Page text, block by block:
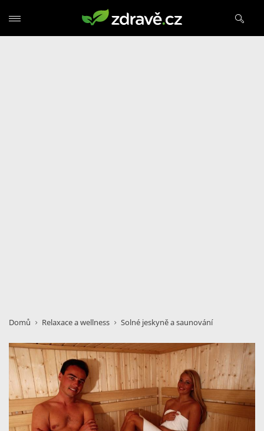
Domů Relaxace a wellness Solné jeskyně a saunování